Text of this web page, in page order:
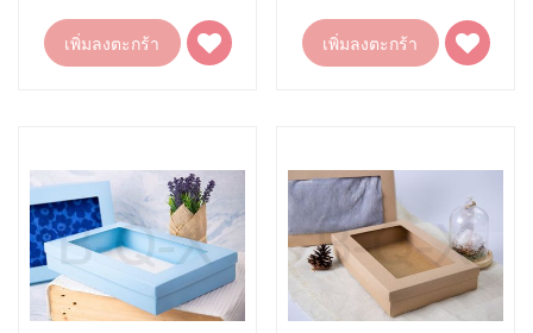
เพิ่มลงตะกร้า
เพิ่ม
ไป
เพิ่มลงตะกร้า
เพิ่ม
ไป